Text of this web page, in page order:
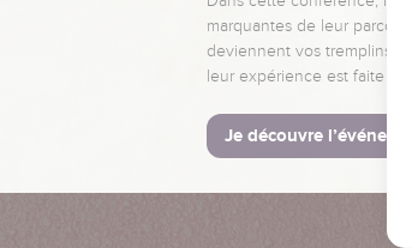
marquantes de leur
deviennent vos tremplins.
leur expérience est faite
Je découvre